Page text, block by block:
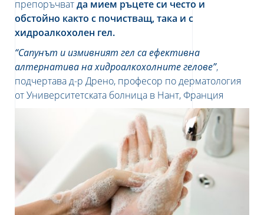
препоръчватда мием ръцете си често и
обстойно както с почистващ, така и с
хидроалкохолен гел.
“Сапунът и измивният гел са ефективна
алтернатива на хидроалкохолните гелове”,
подчертава д-р Дрено, професор по дерматология
от Университетската болница в Нант, Франция